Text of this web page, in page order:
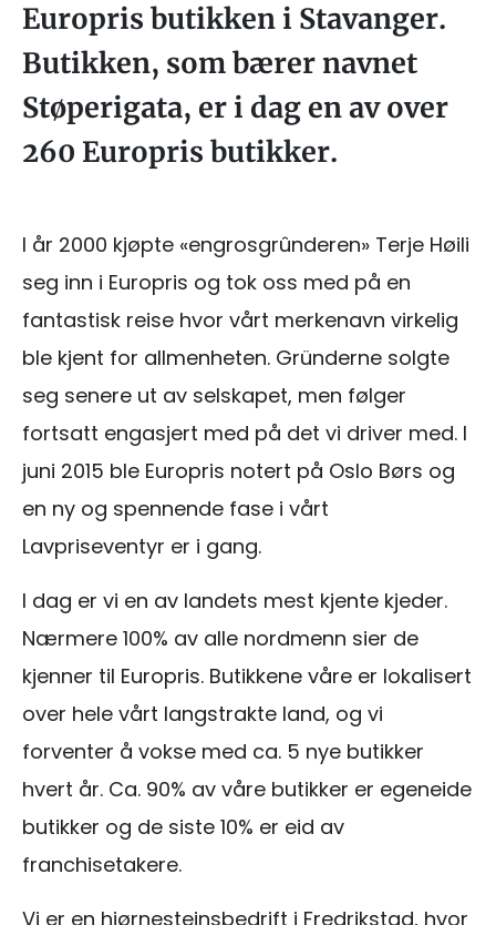
Europris butikken i Stavanger.
Butikken, som bærer navnet
Støperigata, er i dag en av over
260 Europris butikker.
I år 2000 kjøpte «engrosgrûnderen» Terje Høili
seg inn i Europris og tok oss med på en
fantastisk reise hvor vårt merkenavn virkelig
ble kjent for allmenheten. Gründerne solgte
seg senere ut av selskapet, men følger
fortsatt engasjert med på det vi driver med. I
juni 2015 ble Europris notert på Oslo Børs og
en ny og spennende fase i vårt
Lavpriseventyr er i gang.
I dag er vi en av landets mest kjente kjeder.
Nærmere 100% av alle nordmenn sier de
kjenner til Europris. Butikkene våre er lokalisert
over hele vårt langstrakte land, og vi
forventer å vokse med ca. 5 nye butikker
hvert år. Ca. 90% av våre butikker er egeneide
butikker og de siste 10% er eid av
franchisetakere.
Vi er en hjørnesteinsbedrift i Fredrikstad, hvor